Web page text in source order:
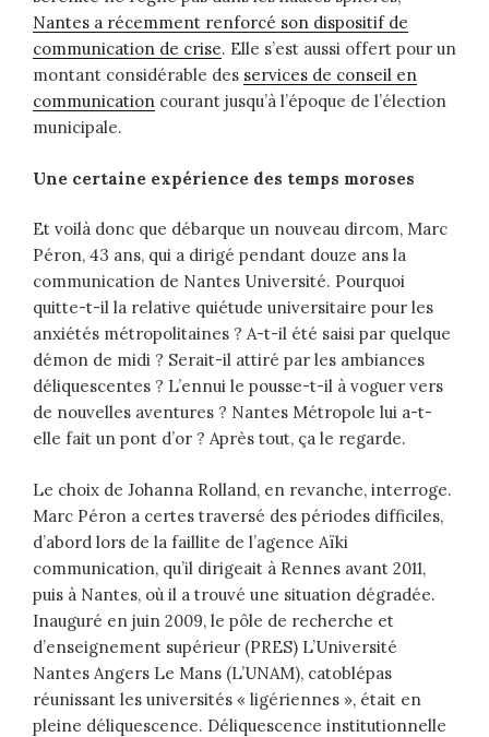
Nantes a récemment renforcé son dispositif de
communication de crise. Elle s’est aussi offert pour un
montant considérable des services de conseil en
communication courant jusqu’à l’époque de l’élection
municipale.
Une certaine expérience des temps moroses
Et voilà donc que débarque un nouveau dircom, Marc
Péron, 43 ans, qui a dirigé pendant douze ans la
communication de Nantes Université. Pourquoi
quitte-t-il la relative quiétude universitaire pour les
anxiétés métropolitaines ? A-t-il été saisi par quelque
démon de midi ? Serait-il attiré par les ambiances
déliquescentes ? L’ennui le pousse-t-il à voguer vers
de nouvelles aventures ? Nantes Métropole lui a-t-
elle fait un pont d’or ? Après tout, ça le regarde.
Le choix de Johanna Rolland, en revanche, interroge.
Marc Péron a certes traversé des périodes difficiles,
d’abord lors de la faillite de l’agence Aïki
communication, qu’il dirigeait à Rennes avant 2011,
puis à Nantes, où il a trouvé une situation dégradée.
Inauguré en juin 2009, le pôle de recherche et
d’enseignement supérieur (PRES) L’Université
Nantes Angers Le Mans (L’UNAM), catoblépas
réunissant les universités « ligériennes », était en
pleine déliquescence. Déliquescence institutionnelle